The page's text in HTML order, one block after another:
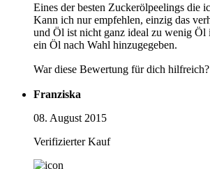
Eines der besten Zuckerölpeelings die
Kann ich nur empfehlen, einzig das
und Öl ist nicht ganz ideal zu wenig Öl
ein Öl nach Wahl hinzugegeben.
War diese Bewertung für dich hilfreich?
Franziska
08. August 2015
Verifizierter Kauf